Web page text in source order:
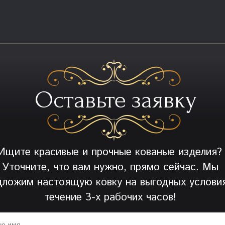
Оставьте заявку
красивые и прочные кованые изделия?
Уточните, что вам нужно, прямо сейчас. Мы
настоящую ковку на выгодных
течение 3-х рабочих часов!